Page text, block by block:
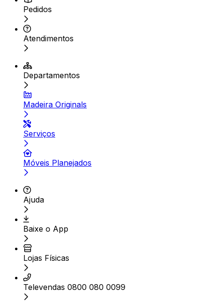
Pedidos
Atendimentos
Departamentos
Madeira Originals
Serviços
Móveis Planejados
Ajuda
Baixe o App
Lojas Físicas
Televendas 0800 080 0099